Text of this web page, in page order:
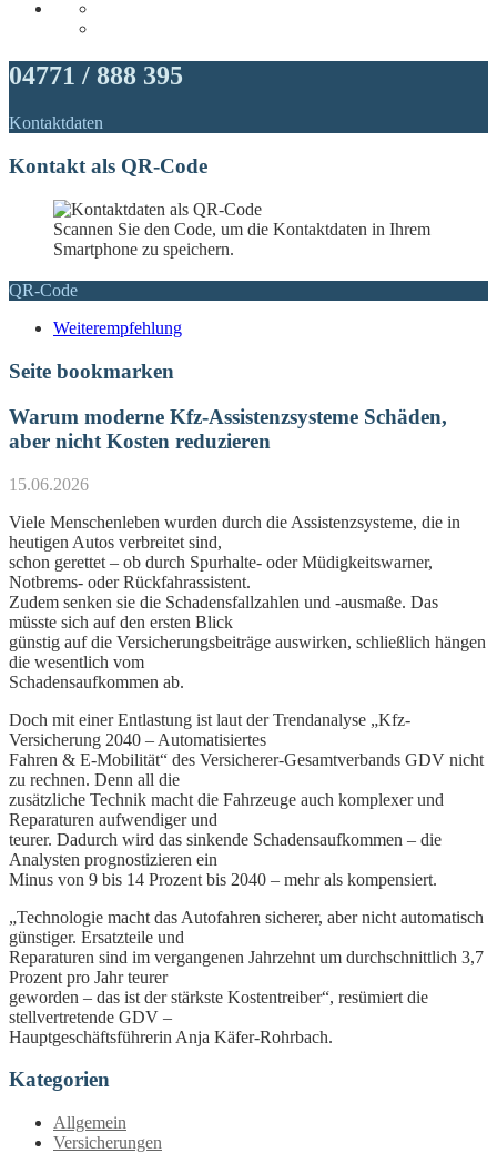
04771 / 888 395
Kontaktdaten
Kontakt als QR-Code
Scannen Sie den Code, um die Kontaktdaten in Ihrem
Smartphone zu speichern.
QR-Code
Weiterempfehlung
Seite bookmarken
Warum moderne Kfz-Assistenzsysteme Schäden,
aber nicht Kosten reduzieren
15.06.2026
Viele Menschenleben wurden durch die Assistenzsysteme, die in
heutigen Autos verbreitet sind,
schon gerettet – ob durch Spurhalte- oder Müdigkeitswarner,
Notbrems- oder Rückfahrassistent.
Zudem senken sie die Schadensfallzahlen und -ausmaße. Das
müsste sich auf den ersten Blick
günstig auf die Versicherungsbeiträge auswirken, schließlich hängen
die wesentlich vom
Schadensaufkommen ab.
Doch mit einer Entlastung ist laut der Trendanalyse „Kfz-
Versicherung 2040 – Automatisiertes
Fahren & E-Mobilität“ des Versicherer-Gesamtverbands GDV nicht
zu rechnen. Denn all die
zusätzliche Technik macht die Fahrzeuge auch komplexer und
Reparaturen aufwendiger und
teurer. Dadurch wird das sinkende Schadensaufkommen – die
Analysten prognostizieren ein
Minus von 9 bis 14 Prozent bis 2040 – mehr als kompensiert.
„Technologie macht das Autofahren sicherer, aber nicht automatisch
günstiger. Ersatzteile und
Reparaturen sind im vergangenen Jahrzehnt um durchschnittlich 3,7
Prozent pro Jahr teurer
geworden – das ist der stärkste Kostentreiber“, resümiert die
stellvertretende GDV –
Hauptgeschäftsführerin Anja Käfer-Rohrbach.
Kategorien
Allgemein
Versicherungen